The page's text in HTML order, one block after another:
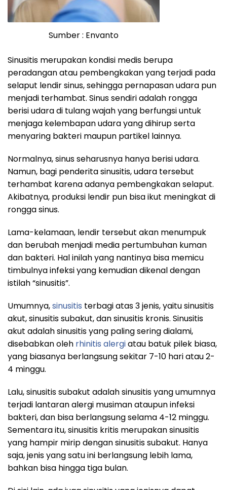
Sumber : Envanto
Sinusitis merupakan kondisi medis berupa
peradangan atau pembengkakan yang terjadi pada
selaput lendir sinus, sehingga pernapasan udara pun
menjadi terhambat. Sinus sendiri adalah rongga
berisi udara di tulang wajah yang berfungsi untuk
menjaga kelembapan udara yang dihirup serta
menyaring bakteri maupun partikel lainnya.
Normalnya, sinus seharusnya hanya berisi udara.
Namun, bagi penderita sinusitis, udara tersebut
terhambat karena adanya pembengkakan selaput.
Akibatnya, produksi lendir pun bisa ikut meningkat di
rongga sinus.
Lama-kelamaan, lendir tersebut akan menumpuk
dan berubah menjadi media pertumbuhan kuman
dan bakteri. Hal inilah yang nantinya bisa memicu
timbulnya infeksi yang kemudian dikenal dengan
istilah “sinusitis”.
Umumnya,sinusitis terbagi atas 3 jenis, yaitu sinusitis
akut, sinusitis subakut, dan sinusitis kronis. Sinusitis
akut adalah sinusitis yang paling sering dialami,
disebabkan oleh rhinitis alergiatau batuk pilek biasa,
yang biasanya berlangsung sekitar 7-10 hari atau 2-
4 minggu.
Lalu, sinusitis subakut adalah sinusitis yang umumnya
terjadi lantaran alergi musiman ataupun infeksi
bakteri, dan bisa berlangsung selama 4-12 minggu.
Sementara itu, sinusitis kritis merupakan sinusitis
yang hampir mirip dengan sinusitis subakut. Hanya
saja, jenis yang satu ini berlangsung lebih lama,
bahkan bisa hingga tiga bulan.